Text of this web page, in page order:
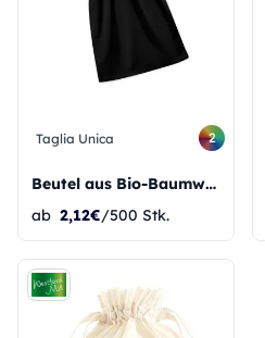
Taglia Unica 2
Beutel aus Bio-Baumwolle mit Kordelzug
ab 2,12€/500 Stk.